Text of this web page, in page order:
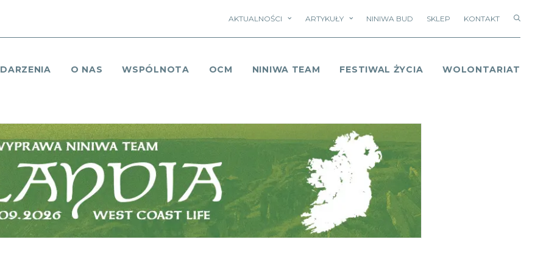
AKTUALNOŚCI ARTYKUŁY NINIWA BUD SKLEP KONTAKT
O NAS WSPÓLNOTA OCM NINIWA TEAM FESTIWAL ŻYCIA WOLONTARIAT